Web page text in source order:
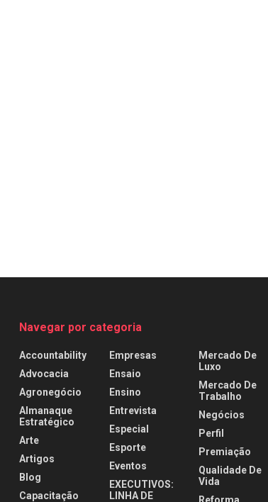
Navegar por categoria
Accountability
Advocacia
Agronegócio
Almanaque
Estratégico
Arte
Artigos
Blog
Capacitação
Empresas
Ensaio
Ensino
Entrevista
Especial
Esporte
Eventos
EXECUTIVOS:
LINHA DE
Mercado De
Luxo
Mercado De
Trabalho
Negócios
Perfil
Premiação
Qualidade De
Vida
Reforma